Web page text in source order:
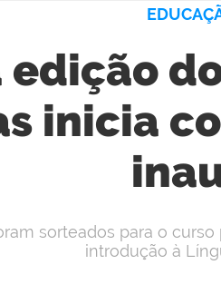
edição
inicia
sorteados para o
introdução à